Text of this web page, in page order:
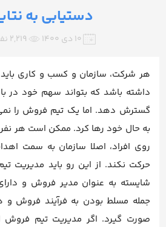
دستیابی به
۱۰ دی ۱۴۰۰ 2,219 نفر
هر شرکت، سازمان و کسب و کاری
داشته باشد که بتواند سهم خود در
گسترش دهد. اما یک تیم فروش را
به حال خود رها کرد. ممکن است هر نفر
روی افراد، اصلا سازمان به سمت
حرکت نکند. از این رو باید مدیریت
شایسته به عنوان مدیر فروش و
جمله مسلط بودن به فرآیند فروش
صورت گیرد. اگر مدیریت تیم فروش